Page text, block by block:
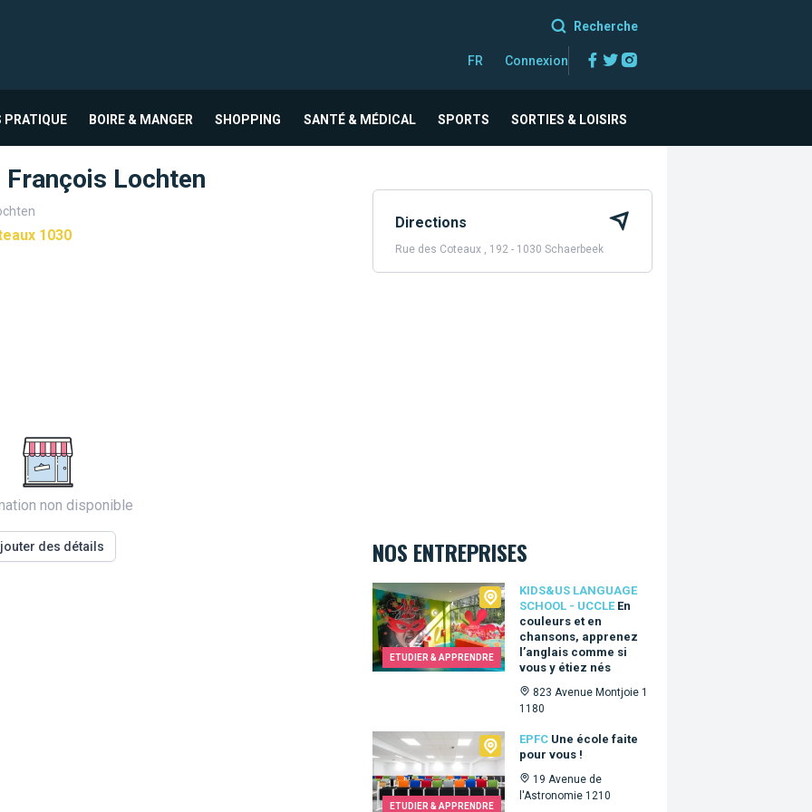
Recherche
FR Connexion Facebook
Twitter
PRATIQUE BOIRE & MANGER SHOPPING SANTÉ & MÉDICAL SPORTS SORTIES & LOISIRS
François Lochten
1030
non disponible
des détails
Directions
Rue des Coteaux , 192 - 1030 Schaerbeek
NOS ENTREPRISES
ETUDIER & APPRENDRE
KIDS&US LANGUAGE
SCHOOL - UCCLE En
couleurs et en
chansons, apprenez
l’anglais comme si
vous y étiez nés
823 Avenue Montjoie 1
1180
Kids&Us language school - Uccle
ETUDIER & APPRENDRE
EPFC Une école faite
pour vous !
19 Avenue de
l'Astronomie 1210
EPFC